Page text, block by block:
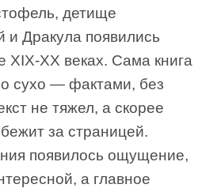
детище
Дракула появились
XIX-XX веках. Сама книга
сухо — фактами, без
не тяжел, а скорее
за страницей.
появилось ощущение,
а главное